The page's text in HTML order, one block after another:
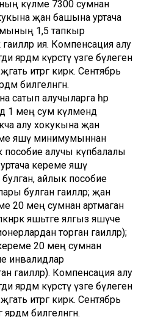
күләме 7300 сумнан
җан башына уртача
1,5 тапкыр
ия. Компенсация алу
күрсәтү үзәге бүлегенә
итәргә кирәк. Сентябрь
билгеләнгән.
сатып алучыларга һәр
1 мең сум күләмендә
алу хокукына җан
яшәү минимумыннан
пособие алучы күпбалалы
кереме яшәү
айлык пособие
булган гаиләләр; җан
20 мең сумнан артмаган
яшьтәге ялгыз яшәүче
торган гаиләләр);
20 мең сумнан
инвалидлар
гаиләләр). Компенсация алу
күрсәтү үзәге бүлегенә
итәргә кирәк. Сентябрь
билгеләнгән.